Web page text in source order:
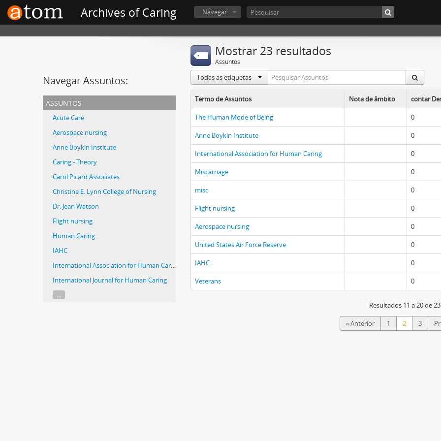
Archives of Caring Navegar
Navegar Assuntos:
assuntos
Acute Care
Aerospace nursing
Anne Boykin Institute
Caring - Theory
Carol Picard Associates
Christine E. Lynn College of Nursing
Dr. Jean Watson
Flight nursing
Human Caring
IAHC
International Association for Human Caring
International Journal for Human Caring
...
Mostrar 23 resultados
Assuntos
Todas as etiquetas
Termo de Assuntos Nota de âmbito contar
The Human Mode of Being 0
Anne Boykin Institute 0
International Association for Human Caring 0
Miscarriage 0
misc 0
Flight nursing 0
Aerospace nursing 0
United States Air Force Reserve 0
IAHC 0
Veterans 0
Resultados 11 a 20 de 23
« Anterior 1 2 3